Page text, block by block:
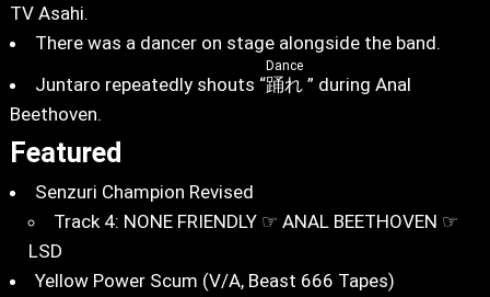
TV Asahi.
There was a dancer on stage alongside the band.
Juntaro repeatedly shouts “踊れ
Dance
” during Anal
Beethoven.
Featured
Senzuri Champion Revised
Track 4: NONE FRIENDLY ☞ ANAL BEETHOVEN ☞
LSD
Yellow Power Scum (V/A, Beast 666 Tapes)